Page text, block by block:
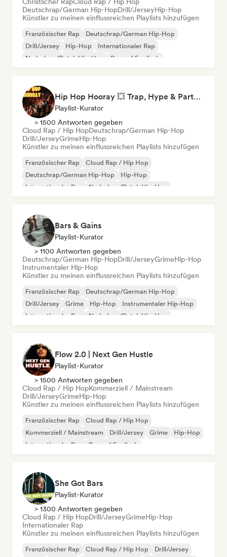
Deutschrap/German Hip-HopDrill/JerseyHip-Hop
Künstler zu meinen einflussreichen Playlists hinzufügen
Französischer Rap
Deutschrap/German Hip-Hop
Drill/Jersey
Hip-Hop
Internationaler Rap
Nederhop/Dutch Hip-Hop
Rap auf Englisch
Hip Hop Hooray 💥 Trap, Hype & Party Rap Bangers
Playlist-Kurator
> 1500 Antworten gegeben
Cloud Rap / Hip HopDeutschrap/German Hip-Hop
Drill/JerseyGrimeHip-Hop
Künstler zu meinen einflussreichen Playlists hinzufügen
Französischer Rap
Cloud Rap / Hip Hop
Deutschrap/German Hip-Hop
Hip-Hop
Internationaler Rap
Nederhop/Dutch Hip-Hop
Bars & Gains
Playlist-Kurator
> 1100 Antworten gegeben
Deutschrap/German Hip-HopDrill/JerseyGrimeHip-Hop
Instrumentaler Hip-Hop
Künstler zu meinen einflussreichen Playlists hinzufügen
Französischer Rap
Deutschrap/German Hip-Hop
Drill/Jersey
Grime Hip-Hop
Instrumentaler Hip-Hop
Internationaler Rap
Nederhop/Dutch Hip-Hop
Flow 2.0 | Next Gen Hustle
Playlist-Kurator
> 1500 Antworten gegeben
Cloud Rap / Hip HopKommerziell / Mainstream
Drill/JerseyGrimeHip-Hop
Künstler zu meinen einflussreichen Playlists hinzufügen
Französischer Rap
Cloud Rap / Hip Hop
Kommerziell / Mainstream
Drill/Jersey Grime
Hip-Hop
Internationaler Rap
Rap auf Englisch
She Got Bars
Playlist-Kurator
> 1300 Antworten gegeben
Cloud Rap / Hip HopDrill/JerseyGrimeHip-Hop
Internationaler Rap
Künstler zu meinen einflussreichen Playlists hinzufügen
Französischer Rap Cloud Rap / Hip Hop Drill/Jersey